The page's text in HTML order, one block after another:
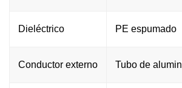
Dieléctrico PE espumado
Conductor externo Tubo de